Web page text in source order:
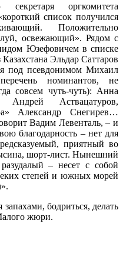
оргкомитета
список получился
. Положительно
освежающий». Рядом с
Юзефовичем в списке
Эльдар Саттаров
под псевдонимом Михаил
номинантов, не
совсем чуть-чуть): Анна
Аствацатуров,
Александр Снегирев…
Вадим Левенталь, – и
благодарность – нет для
приятный во
шорт-лист. Нынешний
– несет с собой
степей и южных морей
бодриться, делать
жюри.